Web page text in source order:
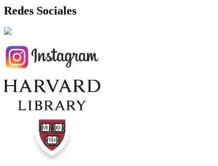
Redes Sociales